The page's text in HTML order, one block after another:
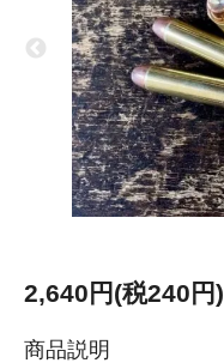
2,640円(税240円)
商品説明